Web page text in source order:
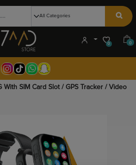
0 0
With SIM Card Slot / GPS Tracker / Video